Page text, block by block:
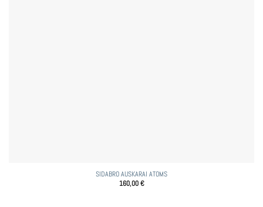
SIDABRO AUSKARAI ATOMS
160,00€